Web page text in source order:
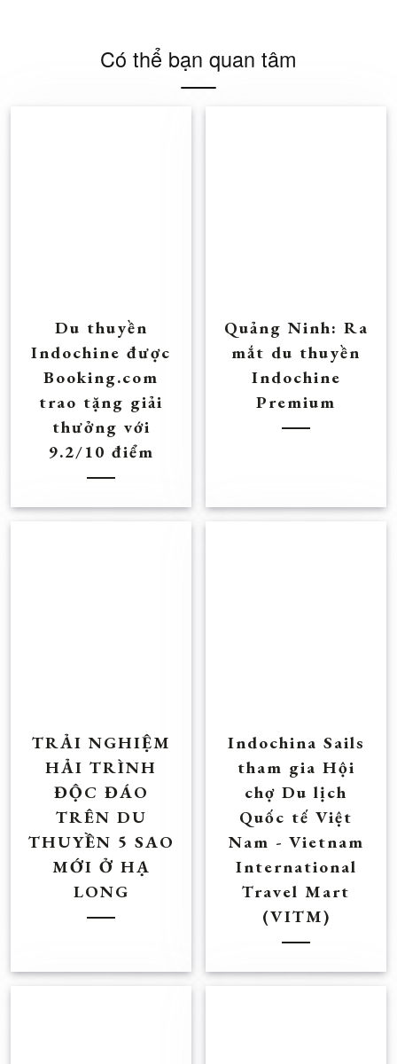
Có thể bạn quan tâm
Du thuyền
Indochine được
Booking.com
trao tặng giải
thưởng với
9.2/10 điểm
Quảng Ninh: Ra
mắt du thuyền
Indochine
Premium
TRẢI NGHIỆM
HẢI TRÌNH
ĐỘC ĐÁO
TRÊN DU
THUYỀN 5 SAO
MỚI Ở HẠ
LONG
Indochina Sails
tham gia Hội
chợ Du lịch
Quốc tế Việt
Nam - Vietnam
International
Travel Mart
(VITM)